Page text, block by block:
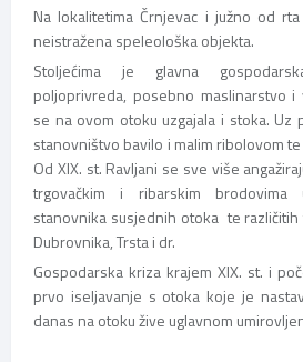
Na lokalitetima Črnjevac i južno od
neistražena speleološka objekta.
Stoljećima je glavna
poljoprivreda, posebno maslinarstvo i
se na ovom otoku uzgajala i stoka. Uz
stanovništvo bavilo i malim ribolovom
Od XIX. st. Ravljani se sve više
trgovačkim i ribarskim brodovima
stanovnika susjednih otoka te različitih
Dubrovnika, Trsta i dr.
Gospodarska kriza krajem XIX. st. i
prvo iseljavanje s otoka koje je
danas na otoku žive uglavnom